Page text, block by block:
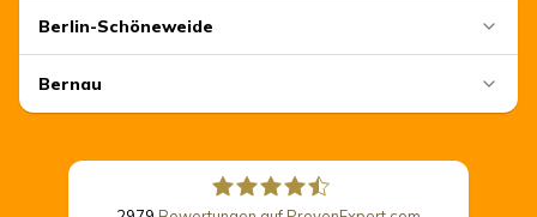
Berlin-Schöneweide
Bernau